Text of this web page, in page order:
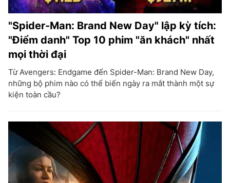
"Spider-Man: Brand New Day" lập kỳ tích:
"Điểm danh" Top 10 phim "ăn khách" nhất
mọi thời đại
Từ Avengers: Endgame đến Spider-Man: Brand New Day,
những bộ phim nào có thể biến ngày ra mắt thành một sự
kiện toàn cầu?